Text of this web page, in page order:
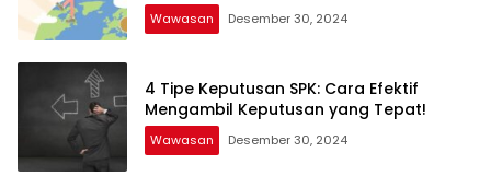
Wawasan Desember 30, 2024
4 Tipe Keputusan SPK: Cara Efektif
Mengambil Keputusan yang Tepat!
Wawasan Desember 30, 2024